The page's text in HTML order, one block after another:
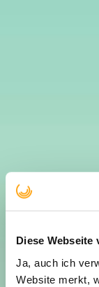
Diese Webseite
Ja, auch ich
Website merkt,